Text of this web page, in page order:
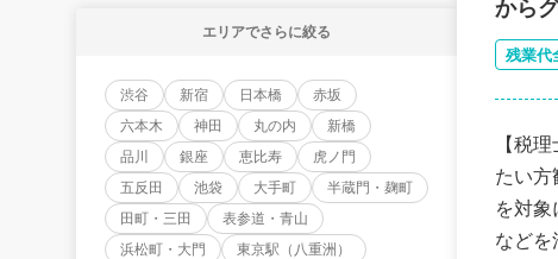
エリアでさらに絞る
渋谷 新宿 日本橋
赤坂
六本木
神田 丸の内
新橋
品川
銀座 恵比寿
虎ノ門
五反田
池袋 大手町
半蔵門・麹町
田町・三田
表参道・青山
浜松町・大門
東京駅（八重洲）
から
残業代
【税
たい
を対
など